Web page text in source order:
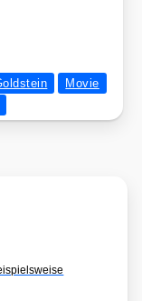
Movie